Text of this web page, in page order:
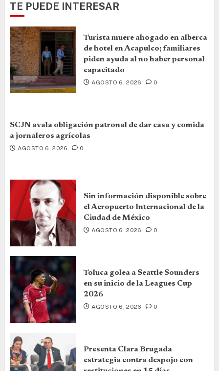
TE PUEDE INTERESAR
Turista muere ahogado en alberca
de hotel en Acapulco; familiares
piden ayuda al no haber personal
capacitado
AGOSTO 6, 2026 0
SCJN avala obligación patronal de dar casa y comida
a jornaleros agrícolas
AGOSTO 6, 2026 0
Sin información disponible sobre
el Aeropuerto Internacional de la
Ciudad de México
AGOSTO 6, 2026 0
Toluca golea a Seattle Sounders
en su inicio de la Leagues Cup
2026
AGOSTO 6, 2026 0
Presenta Clara Brugada
estrategia contra despojo con